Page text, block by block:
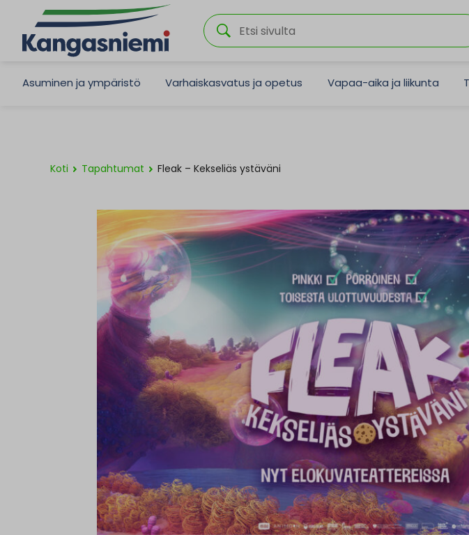
Asuminen ja ympäristö Varhaiskasvatus ja opetus Vapaa-aika ja liikunta
Koti Tapahtumat Fleak – Kekseliäs ystäväni